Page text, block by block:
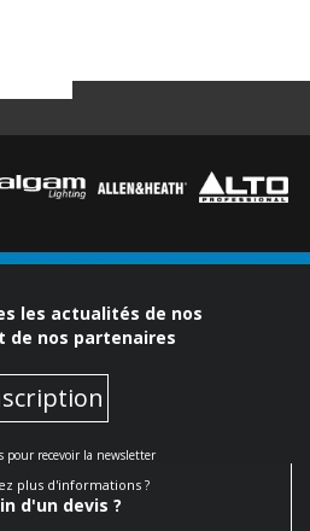
les actualités de nos
de nos partenaires
pour recevoir la newsletter
plus d'informations ?
d'un devis ?